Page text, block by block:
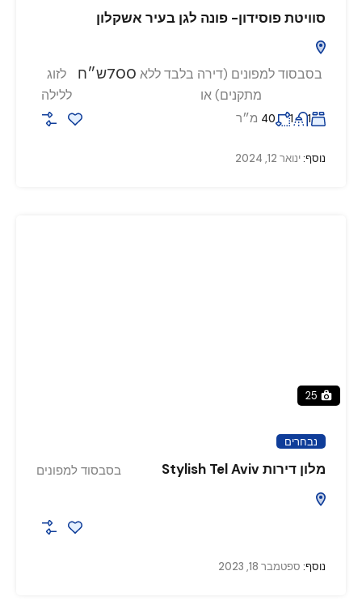
סוויטת פוסידון- פונה לגן בעיר אשקלון
בסבסוד למפונים (דירה בלבד ללא
מתקנים) או
700ש״ח
לזוג
ללילה
1
1
40 מ״ר
נוסף:ינואר 12, 2024
25
נבחרים
מלון דירות Stylish Tel Aviv בסבסוד למפונים
נוסף: ספטמבר 18, 2023